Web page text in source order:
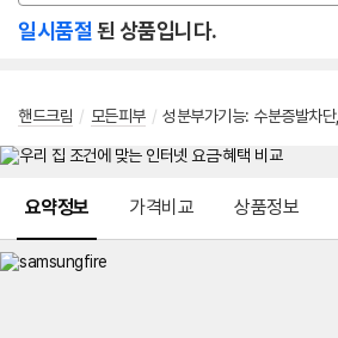
션
선
일시품절 된 상품입니다.
핸드크림 / 모든피부 / 성분부가기능: 수분증발차단,
요약정보 가격비교 상품정보